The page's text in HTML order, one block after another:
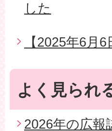
した
【2025年6月
よく見られ
2026年の広報